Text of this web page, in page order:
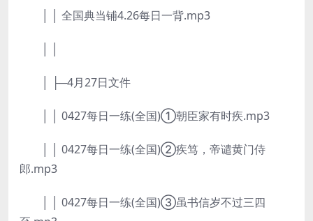
│ │ 全国典当铺4.26每日一背.mp3
│ ├─4月27日文件
│ │ 0427每日一练(全国)①朝臣家有时疾.mp3
│ │ 0427每日一练(全国)②疾笃，帝谴黄门侍
郎.mp3
│ │ 0427每日一练(全国)③虽书信岁不过三四